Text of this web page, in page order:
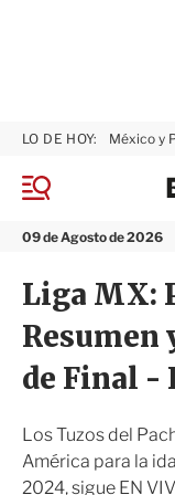
M
n
09 de Agosto de 2026
LO DE HOY: México y
Liga MX:
Resumen
de Final -
Los Tuzos del
América para la
2024, sigue EN